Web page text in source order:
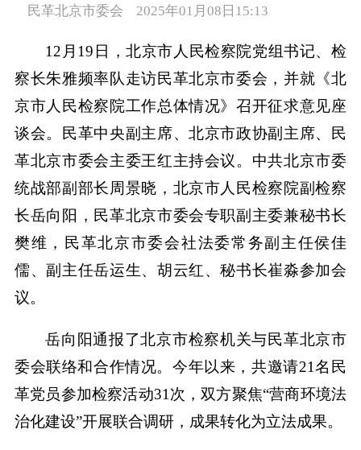
民革北京市委会 2025年01月08日15:13
12月19日，北京市人民检察院党组书记、检
察长朱雅频率队走访民革北京市委会，并就《北
京市人民检察院工作总体情况》召开征求意见座
谈会。民革中央副主席、北京市政协副主席、民
革北京市委会主委王红主持会议。中共北京市委
统战部副部长周景晓，北京市人民检察院副检察
长岳向阳，民革北京市委会专职副主委兼秘书长
樊维，民革北京市委会社法委常务副主任侯佳
儒、副主任岳运生、胡云红、秘书长崔淼参加会
议。
岳向阳通报了北京市检察机关与民革北京市
委会联络和合作情况。今年以来，共邀请21名民
革党员参加检察活动31次，双方聚焦“营商环境法
治化建设”开展联合调研，成果转化为立法成果。